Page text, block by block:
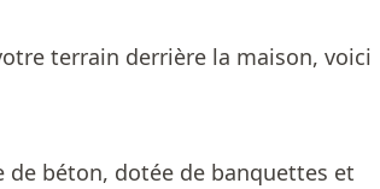
terrain derrière la maison, voici
de béton, dotée de banquettes et